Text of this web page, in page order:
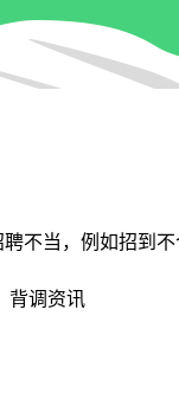
不当，例如招到
背调资讯